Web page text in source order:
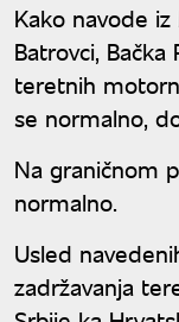
Kako navode
Batrovci, Bačka
teretnih
se normalno,
Na graničnom
normalno.
Usled
zadržavanja